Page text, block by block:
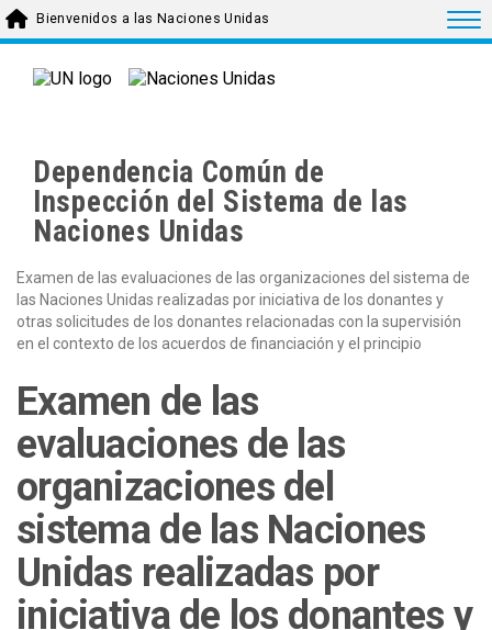
Skip to main content
Bienvenidos a las Naciones Unidas
Dependencia Común de
Inspección del Sistema de las
Naciones Unidas
Examen de las evaluaciones de las organizaciones del sistema de
las Naciones Unidas realizadas por iniciativa de los donantes y
otras solicitudes de los donantes relacionadas con la supervisión
en el contexto de los acuerdos de financiación y el principio
Examen de las
evaluaciones de las
organizaciones del
sistema de las Naciones
Unidas realizadas por
iniciativa de los donantes y